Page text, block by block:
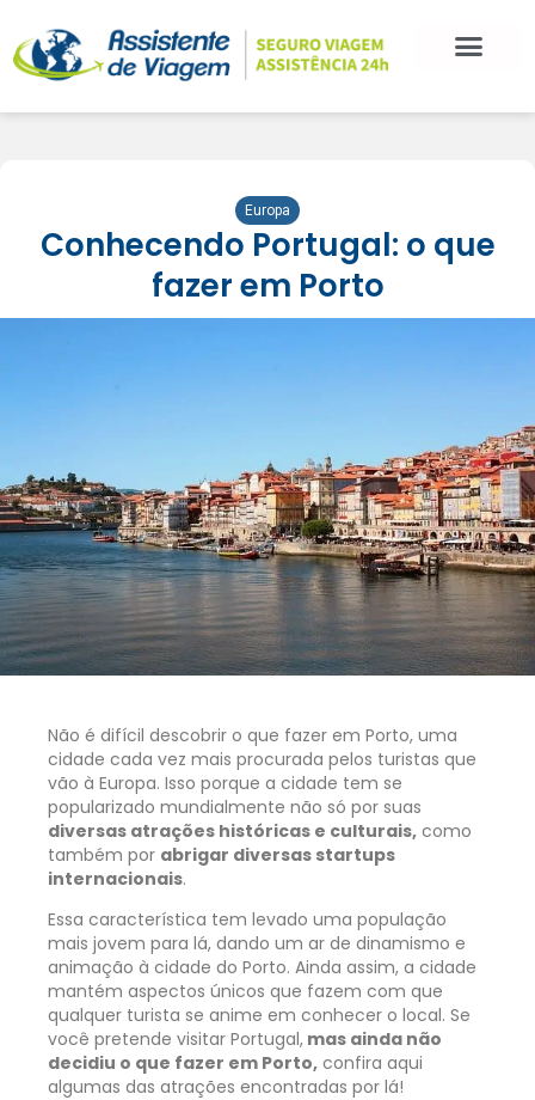
Europa
Conhecendo Portugal: o que
fazer em Porto
Não é difícil descobrir o que fazer em Porto, uma
cidade cada vez mais procurada pelos turistas que
vão à Europa. Isso porque a cidade tem se
popularizado mundialmente não só por suas
diversas atrações históricas e culturais, como
também por abrigar diversas startups
internacionais.
Essa característica tem levado uma população
mais jovem para lá, dando um ar de dinamismo e
animação à cidade do Porto. Ainda assim, a cidade
mantém aspectos únicos que fazem com que
qualquer turista se anime em conhecer o local. Se
você pretende visitar Portugal, mas ainda não
decidiu o que fazer em Porto, confira aqui
algumas das atrações encontradas por lá!